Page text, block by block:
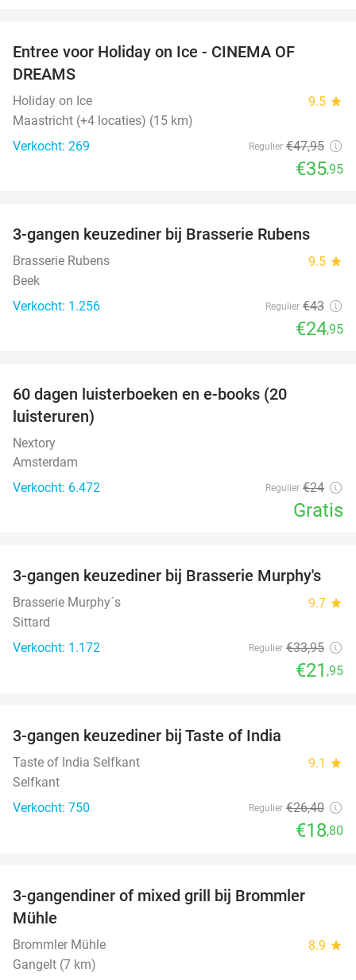
Entree voor Holiday on Ice - CINEMA OF
DREAMS
Holiday on Ice 9.5 star
Maastricht (+4 locaties) (15 km)
Verkocht: 269
Regulier €47,95
€35,95
42%
3-gangen keuzediner bij Brasserie Rubens
Brasserie Rubens 9.5 star
Beek
Verkocht: 1.256
Regulier €43
€24,95
60 dagen luisterboeken en e-books (20
luisteruren)
Nextory
Amsterdam
Verkocht: 6.472
Regulier €24
Gratis
35%
3-gangen keuzediner bij Brasserie Murphy's
Brasserie Murphy´s 9.7 star
Sittard
Verkocht: 1.172
Regulier €33,95
€21 ,95
3-gangen keuzediner bij Taste of India
Taste of India Selfkant 9.1 star
Selfkant
Verkocht: 750
Regulier €26,40
€18,80
3-gangendiner of mixed grill bij Brommler
Mühle
Brommler Mühle 8.9 star
Gangelt (7 km)